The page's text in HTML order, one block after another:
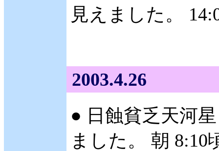
見えました。
2003.4.26
● 日蝕貧乏天河
ました。 朝 8:10